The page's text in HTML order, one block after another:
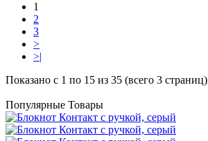
1
2
3
>
>|
Показано с 1 по 15 из 35 (всего 3 страниц)
Популярные Товары